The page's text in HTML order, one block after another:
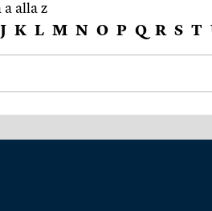
alla z
J K L M N O P Q R S T